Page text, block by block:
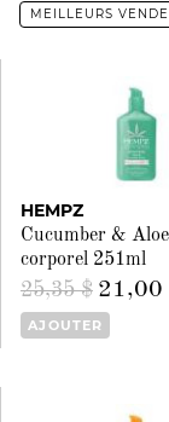
HEMPZ
Cucumber &
corporel 251ml
25,35 $ 21,00
AJOUTER